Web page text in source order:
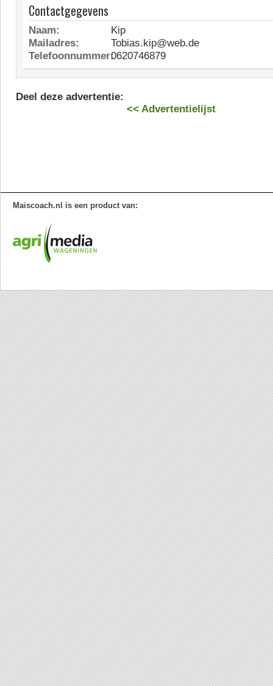
Contactgegevens
Naam:
Kip
Mailadres:
Tobias.kip@web.de
Telefoonnummer:0620746879
Deel deze advertentie:
<< Advertentielijst
Maiscoach.nl is een product van: